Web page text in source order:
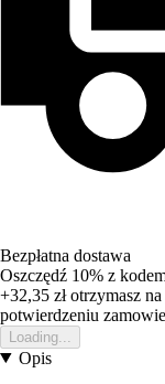
Bezpłatna dostawa
Oszczędź 10% z
+32,35 złotrzymasz
potwierdzeniu
Loading...
Opis